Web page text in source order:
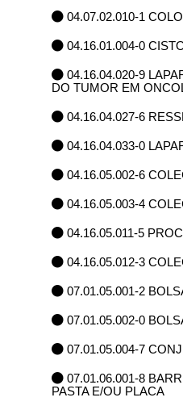
04.07.02.010-1
04.16.01.004-0
04.16.04.020-9
DO TUMOR EM
04.16.04.027-6
04.16.04.033-0
04.16.05.002-6
04.16.05.003-4
04.16.05.011-5
04.16.05.012-3
07.01.05.001-2
07.01.05.002-0
07.01.05.004-7
07.01.06.001-8
PASTA E/OU PLACA